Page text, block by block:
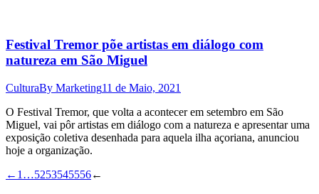
Festival Tremor põe artistas em diálogo com
natureza em São Miguel
CulturaBy Marketing11 de Maio, 2021
O Festival Tremor, que volta a acontecer em setembro em São
Miguel, vai pôr artistas em diálogo com a natureza e apresentar uma
exposição coletiva desenhada para aquela ilha açoriana, anunciou
hoje a organização.
← 1 …5253545556←